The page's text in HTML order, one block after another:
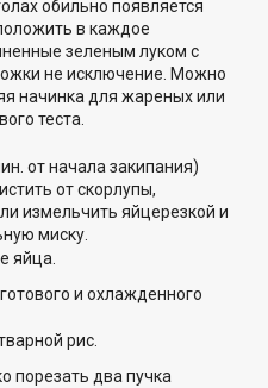
обильно появляется
в каждое
зеленым луком с
не исключение. Можно
начинка для жареных или
теста.
от начала закипания)
от скорлупы,
измельчить яйцерезкой и
миску.
и охлажденного
порезать два пучка